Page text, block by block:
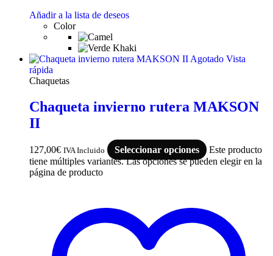
Añadir a la lista de deseos
Color
Agotado Vista
rápida
Chaquetas
Chaqueta invierno rutera MAKSON
II
127,00€ IVA Incluido Seleccionar opciones
Este producto
tiene múltiples variantes. Las opciones se pueden elegir en la
página de producto